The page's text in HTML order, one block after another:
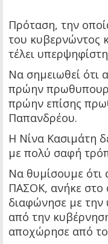
Πρόταση, την
του κυβερνώντος
τέλει
Να σημειωθεί ότι
πρώην
πρώην επίσης
Παπανδρέου.
Η Νίνα Κασιμάτη
με πολύ σαφή
Να θυμίσουμε ότι
ΠΑΣΟΚ, ανήκε στο
διαφώνησε με
από την
αποχώρησε από